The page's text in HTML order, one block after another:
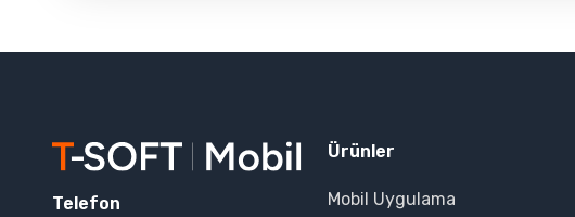
Telefon
Ürünler
Mobil Uygulama